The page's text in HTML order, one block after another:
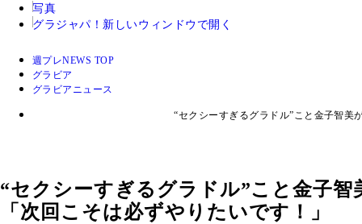
写真
グラジャパ！ 新しいウィンドウで開く
週プレNEWS TOP
グラビア
グラビアニュース
“セクシーすぎるグラドル”こと金子智
“セクシーすぎるグラドル”こと金子
「次回こそは必ずやりたいです！」